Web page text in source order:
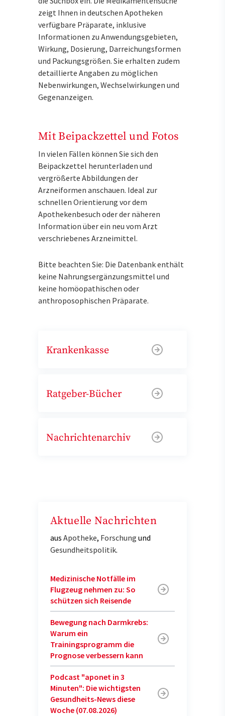
zeigt Ihnen in deutschen Apotheken
verfügbare Präparate, inklusive
Informationen zu Anwendungsgebieten,
Wirkung, Dosierung, Darreichungsformen
und Packungsgrößen. Sie erhalten zudem
detaillierte Angaben zu möglichen
Nebenwirkungen, Wechselwirkungen und
Gegenanzeigen.
Mit Beipackzettel und Fotos
In vielen Fällen können Sie sich den
Beipackzettel herunterladen und
vergrößerte Abbildungen der
Arzneiformen anschauen. Ideal zur
schnellen Orientierung vor dem
Apothekenbesuch oder der näheren
Information über ein neu vom Arzt
verschriebenes Arzneimittel.
Bitte beachten Sie: Die Datenbank enthält
keine Nahrungsergänzungsmittel und
keine homöopathischen oder
anthroposophischen Präparate.
Krankenkasse
Ratgeber-Bücher
Nachrichtenarchiv
Aktuelle Nachrichten
aus Apotheke, Forschung und
Gesundheitspolitik.
Medizinische Notfälle im
Flugzeug nehmen zu: So
schützen sich Reisende
Bewegung nach Darmkrebs:
Warum ein
Trainingsprogramm die
Prognose verbessern kann
Podcast "aponet in 3
Minuten": Die wichtigsten
Gesundheits-News diese
Woche (07.08.2026)